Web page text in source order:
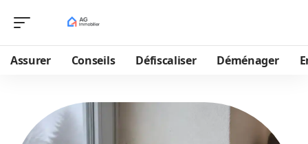
Assurer Conseils Défiscaliser Déménager